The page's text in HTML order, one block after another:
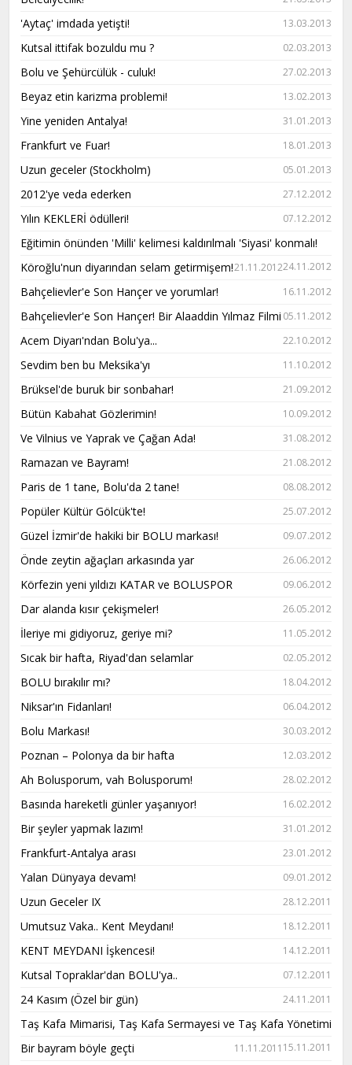
'Aytaç' imdada yetişti! 13.03.2013
Kutsal ittifak bozuldu mu ? 02.03.2013
Bolu ve Şehürcülük - culuk! 27.02.2013
Beyaz etin karizma problemi! 13.02.2013
Yine yeniden Antalya! 31.01.2013
Frankfurt ve Fuar! 18.01.2013
Uzun geceler (Stockholm) 05.01.2013
2012'ye veda ederken 27.12.2012
Yılın KEKLERİ ödülleri! 07.12.2012
Eğitimin önünden 'Milli' kelimesi kaldırılmalı 'Siyasi' konmalı!
24.11.2012
Köroğlu'nun diyarından selam getirmişem!21.11.2012
Bahçelievler'e Son Hançer ve yorumlar! 16.11.2012
Bahçelievler'e Son Hançer! Bir Alaaddin Yılmaz Filmi 05.11.2012
Acem Diyarı'ndan Bolu'ya... 22.10.2012
Sevdim ben bu Meksika'yı 11.10.2012
Brüksel'de buruk bir sonbahar! 21.09.2012
Bütün Kabahat Gözlerimin! 10.09.2012
Ve Vilnius ve Yaprak ve Çağan Ada! 31.08.2012
Ramazan ve Bayram! 21.08.2012
Paris de 1 tane, Bolu'da 2 tane! 08.08.2012
Popüler Kültür Gölcük'te! 25.07.2012
Güzel İzmir'de hakiki bir BOLU markası! 09.07.2012
Önde zeytin ağaçları arkasında yar 26.06.2012
Körfezin yeni yıldızı KATAR ve BOLUSPOR 09.06.2012
Dar alanda kısır çekişmeler! 26.05.2012
İleriye mi gidiyoruz, geriye mi? 11.05.2012
Sıcak bir hafta, Riyad'dan selamlar 02.05.2012
BOLU bırakılır mı? 18.04.2012
Niksar'ın Fidanları! 06.04.2012
Bolu Markası! 30.03.2012
Poznan – Polonya da bir hafta 12.03.2012
Ah Bolusporum, vah Bolusporum! 28.02.2012
Basında hareketli günler yaşanıyor! 16.02.2012
Bir şeyler yapmak lazım! 31.01.2012
Frankfurt-Antalya arası 23.01.2012
Yalan Dünyaya devam! 09.01.2012
Uzun Geceler IX 28.12.2011
Umutsuz Vaka.. Kent Meydanı! 18.12.2011
KENT MEYDANI İşkencesi! 14.12.2011
Kutsal Topraklar'dan BOLU'ya.. 07.12.2011
24 Kasım (Özel bir gün) 24.11.2011
Taş Kafa Mimarisi, Taş Kafa Sermayesi ve Taş Kafa Yönetimi
15.11.2011
Bir bayram böyle geçti 11.11.2011